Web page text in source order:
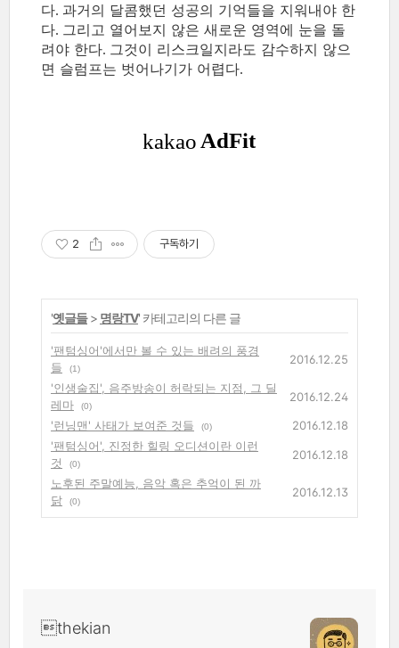
다. 과거의 달콤했던 성공의 기억들을 지워내야 한
다. 그리고 열어보지 않은 새로운 영역에 눈을 돌
려야 한다. 그것이 리스크일지라도 감수하지 않으
면 슬럼프는 벗어나기가 어렵다.
2 구독하기
'옛글들> 명랑TV' 카테고리의 다른 글
'팬텀싱어'에서만 볼 수 있는 배려의 풍경
들
(1)
2016.12.25
'인생술집', 음주방송이 허락되는 지점, 그 딜
레마
(0)
2016.12.24
'런닝맨' 사태가 보여준 것들
(0)
2016.12.18
'팬텀싱어', 진정한 힐링 오디션이란 이런
것
(0)
2016.12.18
노후된 주말예능, 음악 혹은 추억이 된 까
닭
(0)
2016.12.13
thekian